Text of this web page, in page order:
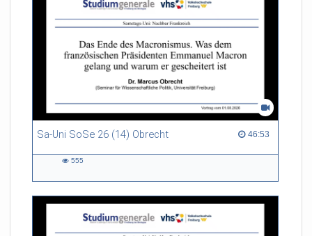
Sa-Uni SoSe 26 (14) Obrecht 46:53
46:53 duration
555